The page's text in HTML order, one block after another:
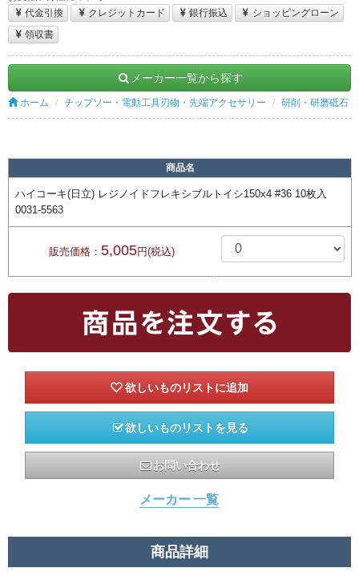
代金引換
クレジットカード 銀行振込
ショッピングローン
領収書
メーカー一覧から探す
ホーム チップソー・電動工具刃物・先端アクセサリー 研削・研磨砥石
商品名
ハイコーキ(日立) レジノイドフレキシブルトイシ150x4 #36 10枚入
0031-5563
販売価格： 5,005円(税込)
欲しいものリストを見る
お問い合わせ
メーカー 一覧
商品詳細